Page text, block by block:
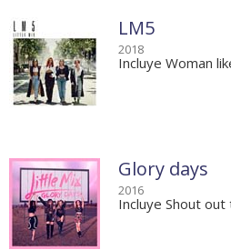
LM5
2018
Incluye Woman
Glory days
2016
Incluye Shout